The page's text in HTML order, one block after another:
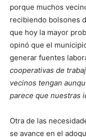
porque muchos
recibiendo bolsones
que hoy la mayor
opinó que el
generar fuentes
cooperativas de
vecinos tengan
parece que nuestras
Otra de las
se avance en el